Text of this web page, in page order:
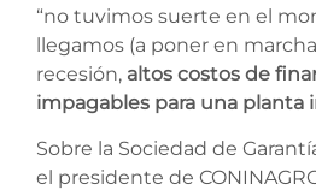
“no tuvimos suerte en el
llegamos (a poner en
recesión, altos costos de
impagables para una planta
Sobre la Sociedad de
el presidente de